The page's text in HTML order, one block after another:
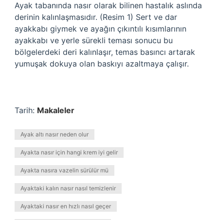
Ayak tabanında nasır olarak bilinen hastalık aslında
derinin kalınlaşmasıdır. (Resim 1) Sert ve dar
ayakkabı giymek ve ayağın çıkıntılı kısımlarının
ayakkabı ve yerle sürekli teması sonucu bu
bölgelerdeki deri kalınlaşır, temas basıncı artarak
yumuşak dokuya olan baskıyı azaltmaya çalışır.
Tarih: Makaleler
Ayak altı nasır neden olur
Ayakta nasır için hangi krem iyi gelir
Ayakta nasıra vazelin sürülür mü
Ayaktaki kalın nasır nasıl temizlenir
Ayaktaki nasır en hızlı nasıl geçer